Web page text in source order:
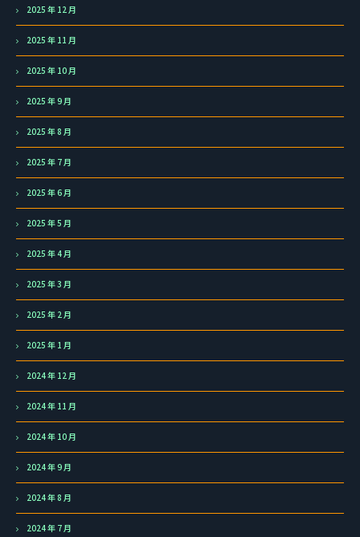
2025 年 12 月
2025 年 11 月
2025 年 10 月
2025 年 9 月
2025 年 8 月
2025 年 7 月
2025 年 6 月
2025 年 5 月
2025 年 4 月
2025 年 3 月
2025 年 2 月
2025 年 1 月
2024 年 12 月
2024 年 11 月
2024 年 10 月
2024 年 9 月
2024 年 8 月
2024 年 7 月